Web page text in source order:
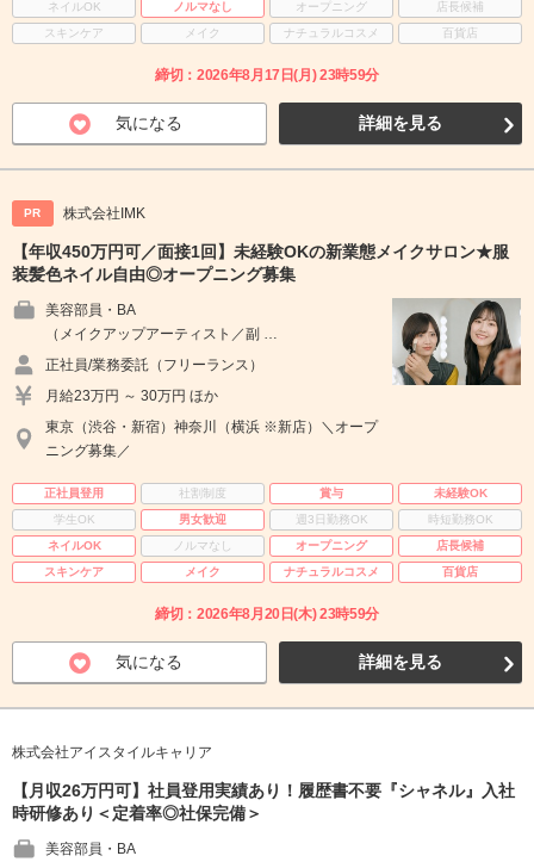
ネイルOK
ノルマなし オープニング
店長候補
スキンケア
メイク ナチュラルコスメ 百貨店
締切：2026年8月17日(月) 23時59分
気になる 詳細を見る
PR 株式会社IMK
【年収450万円可／面接1回】未経験OKの新業態メイクサロン★服
装髪色ネイル自由◎オープニング募集
美容部員・BA
（メイクアップアーティスト／副 …
正社員/業務委託（フリーランス）
月給23万円 ～ 30万円 ほか
東京（渋谷・新宿）神奈川（横浜 ※新店）＼オープ
ニング募集／
正社員登用 社割制度 賞与
未経験OK
学生OK
男女歓迎 週3日勤務OK
時短勤務OK
ネイルOK
ノルマなし オープニング
店長候補
スキンケア
メイク ナチュラルコスメ 百貨店
締切：2026年8月20日(木) 23時59分
気になる 詳細を見る
株式会社アイスタイルキャリア
【月収26万円可】社員登用実績あり！履歴書不要『シャネル』入社
時研修あり＜定着率◎社保完備＞
美容部員・BA